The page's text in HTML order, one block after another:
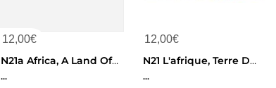
12,00€
N21a Africa, A Land Of Knowle
...
12,00€
N21 L'afrique, Terre De Conna Geosciences
...